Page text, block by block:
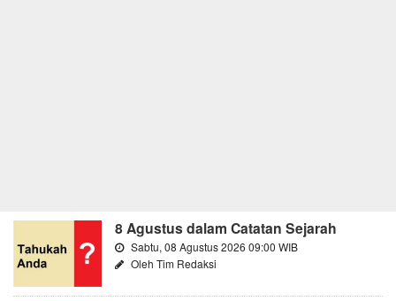
8 Agustus dalam Catatan Sejarah
Sabtu, 08 Agustus 2026 09:00 WIB
Oleh Tim Redaksi